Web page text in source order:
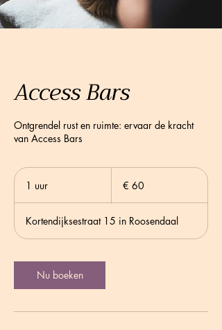
Access Bars
Ontgrendel rust en ruimte: ervaar de kracht
van Access Bars
1 uur € 60
Kortendijksestraat 15 in Roosendaal
Nu boeken